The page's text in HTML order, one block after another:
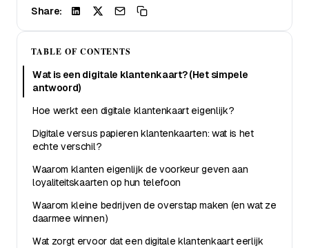
Share:
TABLE OF CONTENTS
Wat is een digitale klantenkaart? (Het simpele
antwoord)
Hoe werkt een digitale klantenkaart eigenlijk?
Digitale versus papieren klantenkaarten: wat is het
echte verschil?
Waarom klanten eigenlijk de voorkeur geven aan
loyaliteitskaarten op hun telefoon
Waarom kleine bedrijven de overstap maken (en wat ze
daarmee winnen)
Wat zorgt ervoor dat een digitale klantenkaart eerlijk